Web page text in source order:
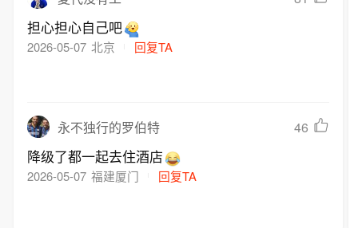
担心担心自己吧
2026-05-07 北京 回复TA
永不独行的罗伯特 46
降级了都一起去住酒店
2026-05-07 福建厦门 回复TA